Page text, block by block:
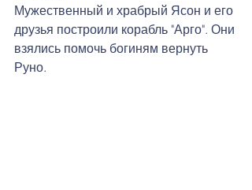
Мужественный и храбрый Ясон и его
друзья построили корабль "Арго". Они
взялись помочь богиням вернуть
Руно.